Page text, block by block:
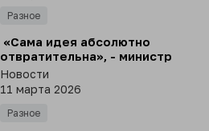
Разное
⁣ «Сама идея абсолютно
отвратительна», - министр
финансов Ирландии Саймон
Харрис отказался покупать
российские газ и нефть
Новости
11 марта 2026
Разное